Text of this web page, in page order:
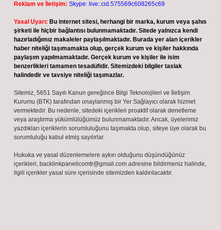
Reklam ve İletişim: Skype: live:.cid.575569c608265c69
Yasal Uyarı: Bu internet sitesi, herhangi bir marka, kurum veya şahıs
şirketi ile hiçbir bağlantısı bulunmamaktadır. Sitede yalnızca kendi
hazırladığımız makaleler paylaşılmaktadır. Burada yer alan içerikler
haber niteliği taşımamakta olup, gerçek kurum ve kişiler hakkında
paylaşım yapılmamaktadır. Gerçek kurum ve kişiler ile isim
benzerlikleri tamamen tesadüfidir. Sitemizdeki bilgiler taslak
halindedir ve tavsiye niteliği taşımazlar.
Sitemiz, 5651 Sayılı Kanun gereğince Bilgi Teknolojileri ve İletişim
Kurumu (BTK) tarafından onaylanmış bir Yer Sağlayıcı olarak hizmet
vermektedir. Bu nedenle, sitedeki içerikleri proaktif olarak denetleme
veya araştırma yükümlülüğümüz bulunmamaktadır. Ancak, üyelerimiz
yazdıkları içeriklerin sorumluluğunu taşımakta olup, siteye üye olarak bu
sorumluluğu kabul etmiş sayılırlar.
Hukuka ve yasal düzenlemelere aykırı olduğunu düşündüğünüz
içerikleri, backlinkpanelicomtr@gmail.com adresine bildirmeniz halinde,
ilgili içerikler yasal süre içerisinde sitemizden kaldırılacaktır.